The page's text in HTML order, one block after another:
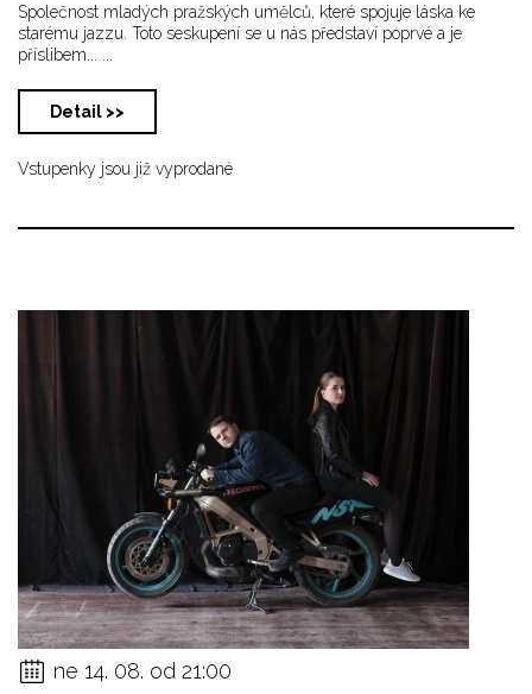
Společnost mladých pražských umělců, které spojuje láska ke
starému jazzu. Toto seskupení se u nás představí poprvé a je
příslibem... ...
Detail >>
Vstupenky jsou již vyprodané
ne 14. 08. od 21:00